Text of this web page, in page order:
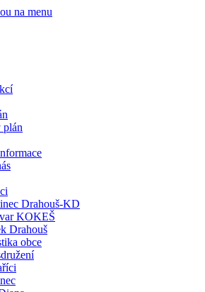
na menu
plán
Drahouš-KD
KOKEŠ
Drahouš
obce